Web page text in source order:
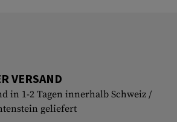
VERSAND
in 1-2 Tagen innerhalb Schweiz /
geliefert